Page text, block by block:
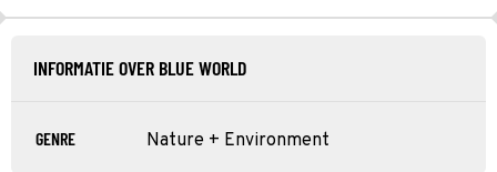
INFORMATIE OVER BLUE WORLD
GENRE Nature + Environment